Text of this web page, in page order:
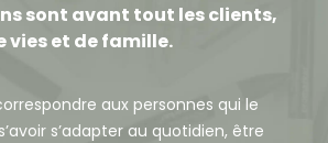
sont avant tout les clients,
vies et de famille.
aux personnes qui le
s’adapter au quotidien, être